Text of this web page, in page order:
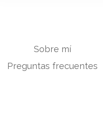
Sobre mí
Preguntas frecuentes